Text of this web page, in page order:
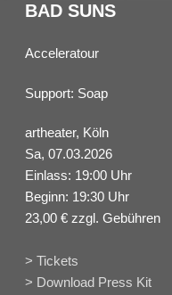
BAD SUNS
Acceleratour
Support: Soap
artheater, Köln
Sa, 07.03.2026
Einlass: 19:00 Uhr
Beginn: 19:30 Uhr
23,00 € zzgl. Gebühren
> Tickets
> Download Press Kit